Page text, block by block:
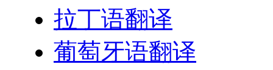
拉丁语翻译
葡萄牙语翻译